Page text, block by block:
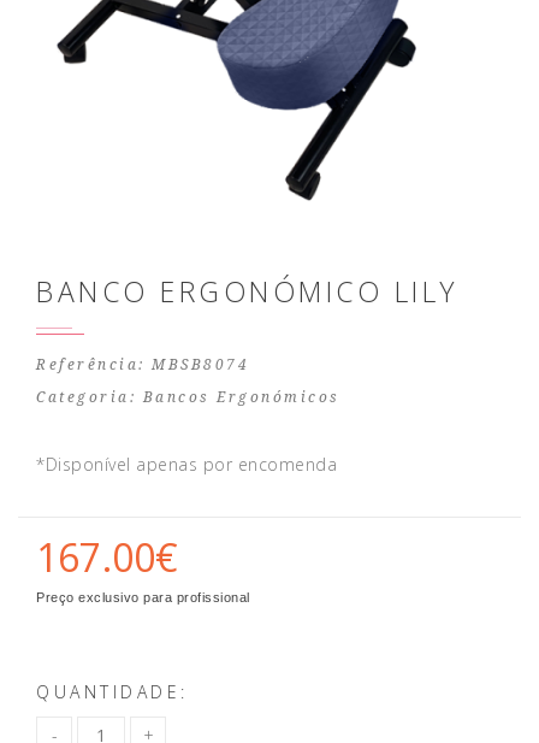
BANCO ERGONÓMICO LILY
Referência: MBSB8074
Categoria: Bancos Ergonómicos
*Disponível apenas por encomenda
167.00€
Preço exclusivo para profissional
QUANTIDADE: